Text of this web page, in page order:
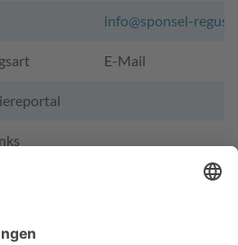
info@sponsel-
E-Mail
Video-Service